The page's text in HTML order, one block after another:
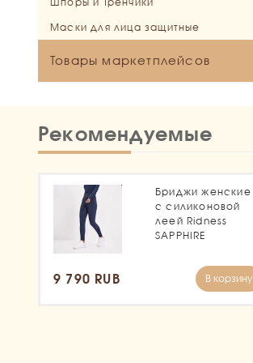
Маски для лица защитные
Товары маркетплейсов
Рекомендуемые
Бриджи женские
с силиконовой
леей Ridness
SAPPHIRE
9 790 RUB В корзину